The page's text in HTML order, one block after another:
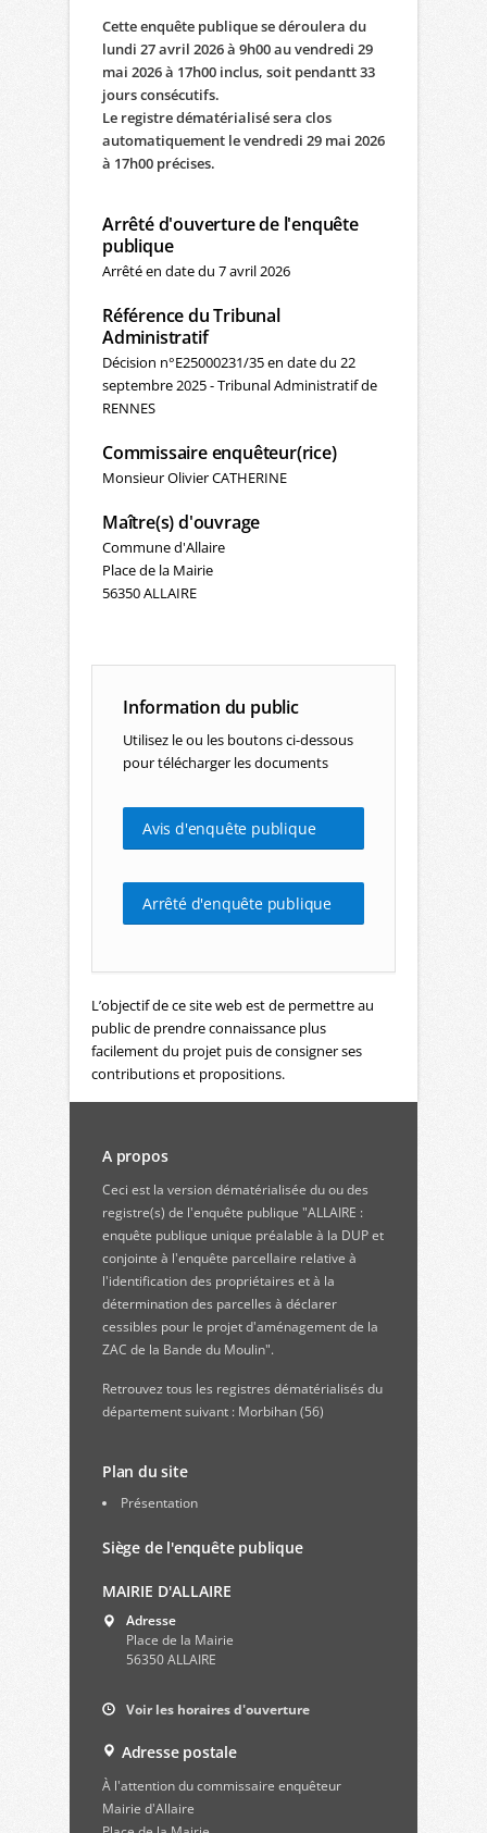
Cette enquête publique se déroulera du
lundi 27 avril 2026 à 9h00 au vendredi 29
mai 2026 à 17h00 inclus, soit pendantt 33
jours consécutifs.
Le registre dématérialisé sera clos
automatiquement le vendredi 29 mai 2026
à 17h00 précises.
Arrêté d'ouverture de l'enquête
publique
Arrêté en date du 7 avril 2026
Référence du Tribunal
Administratif
Décision n°E25000231/35 en date du 22
septembre 2025 - Tribunal Administratif de
RENNES
Commissaire enquêteur(rice)
Monsieur Olivier CATHERINE
Maître(s) d'ouvrage
Commune d'Allaire
Place de la Mairie
56350 ALLAIRE
Information du public
Utilisez le ou les boutons ci-dessous
pour télécharger les documents
Avis d'enquête publique
Arrêté d'enquête publique
L’objectif de ce site web est de permettre au
public de prendre connaissance plus
facilement du projet puis de consigner ses
contributions et propositions.
A propos
Ceci est la version dématérialisée du ou des
registre(s) de l'enquête publique "ALLAIRE :
enquête publique unique préalable à la DUP et
conjointe à l'enquête parcellaire relative à
l'identification des propriétaires et à la
détermination des parcelles à déclarer
cessibles pour le projet d'aménagement de la
ZAC de la Bande du Moulin".
Retrouvez tous les registres dématérialisés du
département suivant : Morbihan (56)
Plan du site
Présentation
Siège de l'enquête publique
MAIRIE D'ALLAIRE
Adresse
Place de la Mairie
56350 ALLAIRE
Voir les horaires d'ouverture
Adresse postale
À l'attention du commissaire enquêteur
Mairie d'Allaire